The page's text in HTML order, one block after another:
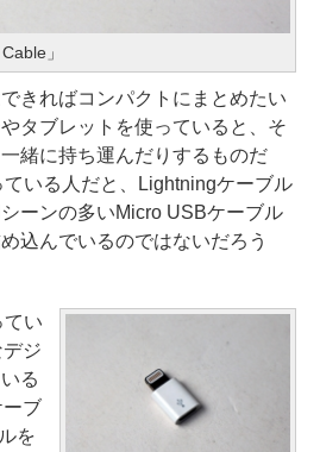
」
きればコンパクトにまとめたい
タブレットを使っていると、そ
緒に持ち運んだりするものだ
いる人だと、Lightningケーブル
ーンの多いMicro USBケーブル
込んでいるのではないだろう
い
ジ
る
ブ
を